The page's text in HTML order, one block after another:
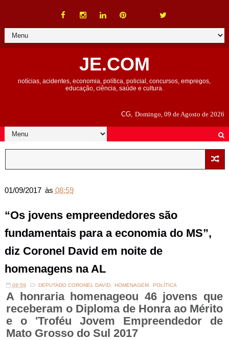
JE.COM
notícias, acidentes, economia, política, policial, concursos, empregos,
educação, ciência, saúde e cultura.
CG,Domingo, 09 de Agosto de 2026
01/09/2017 às 08:59
“Os jovens empreendedores são
fundamentais para a economia do MS”,
diz Coronel David em noite de
homenagens na AL
08:59 DEPUTADO CORONEL DAVID, HOMENAGEM, POLÍTICA
A honraria homenageou 46 jovens que
receberam o Diploma de Honra ao Mérito
e o 'Troféu Jovem Empreendedor de
Mato Grosso do Sul 2017